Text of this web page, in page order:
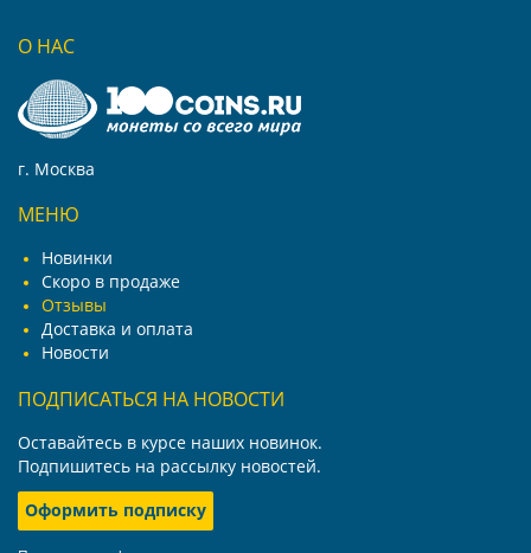
О НАС
г. Москва
МЕНЮ
Новинки
Скоро в продаже
Отзывы
Доставка и оплата
Новости
ПОДПИСАТЬСЯ НА НОВОСТИ
Оставайтесь в курсе наших новинок.
Подпишитесь на рассылку новостей.
Оформить подписку